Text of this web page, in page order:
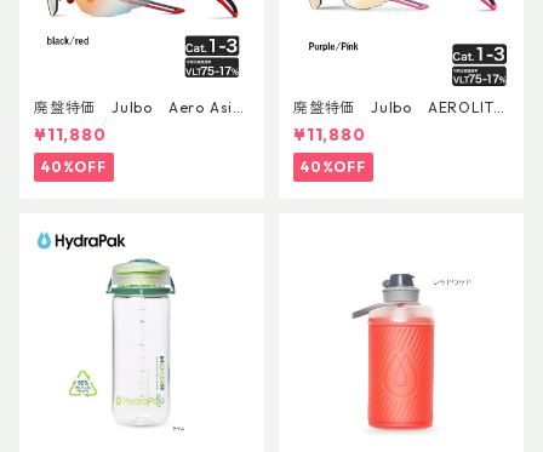
廃盤特価 Julbo Aero Asia
nFit
¥11,880
40%OFF
廃盤特価 Julbo AEROLITE
AsianFit
¥11,880
40%OFF